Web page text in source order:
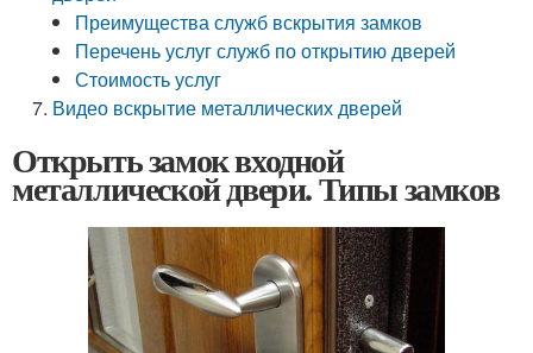
Преимущества служб вскрытия замков
Перечень услуг служб по открытию дверей
Стоимость услуг
Видео вскрытие металлических дверей
Открыть замок входной
металлической двери. Типы замков